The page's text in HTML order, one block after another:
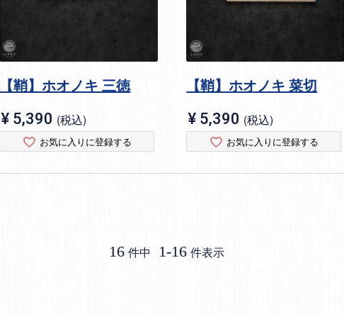
【鞘】ホオノキ 三徳
¥ 5,390 税込
お気に入りに登録する
【鞘】ホオノキ 菜切
¥ 5,390 税込
お気に入りに登録する
16 件中 1-16 件表示